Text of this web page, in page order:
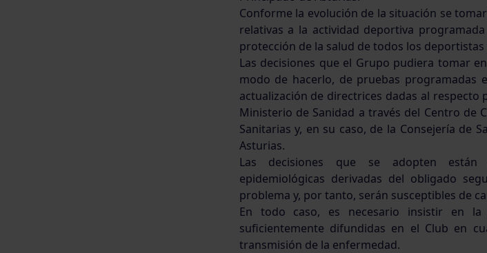
Conforme la evolución de la situación se
relativas a la actividad deportiva
protección de la salud de todos los
Las decisiones que el Grupo pudiera tomar
modo de hacerlo, de pruebas programadas
actualización de directrices dadas al
Ministerio de Sanidad a través del Centro de
Sanitarias y, en su caso, de la Consejería de
Asturias.
Las decisiones que se adopten están
epidemiológicas derivadas del obligado
problema y, por tanto, serán susceptibles de
En todo caso, es necesario insistir en la
suficientemente difundidas en el Club en
transmisión de la enfermedad.